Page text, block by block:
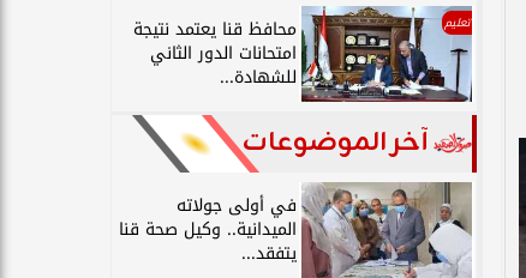
تعليم محافظ قنا يعتمد نتيجة
امتحانات الدور الثاني
للشهادة...
آخر الموضوعات
في أولى جولاته
الميدانية.. وكيل صحة قنا
يتفقد...